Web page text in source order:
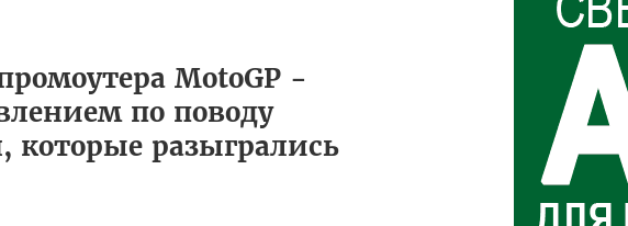
MotoGP -
по поводу
которые разыгрались